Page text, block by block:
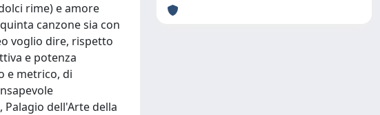
rime) e amore
canzone sia con
voglio dire, rispetto
e potenza
e metrico, di
Palagio dell'Arte della